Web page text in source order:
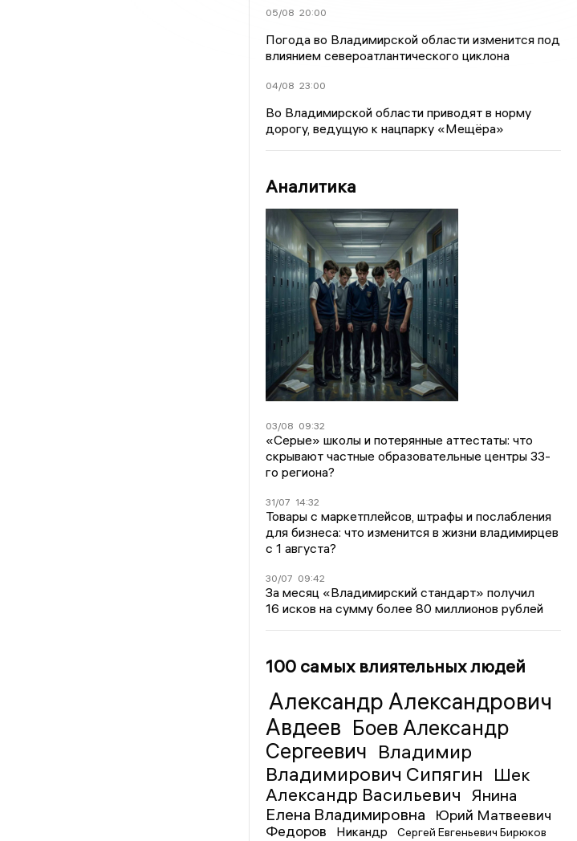
05/08 20:00
Погода во Владимирской области изменится под
влиянием североатлантического циклона
04/08 23:00
Во Владимирской области приводят в норму
дорогу, ведущую к нацпарку «Мещёра»
Аналитика
03/08 09:32
«Серые» школы и потерянные аттестаты: что
скрывают частные образовательные центры 33-
го региона?
31/07 14:32
Товары с маркетплейсов, штрафы и послабления
для бизнеса: что изменится в жизни владимирцев
с 1 августа?
30/07 09:42
За месяц «Владимирский стандарт» получил
16 исков на сумму более 80 миллионов рублей
100 самых влиятельных людей
Александр Александрович
Авдеев Боев Александр
Сергеевич Владимир
Владимирович Сипягин Шек
Александр Васильевич
Янина
Елена Владимировна
Юрий Матвеевич
Федоров
Никандр Сергей Евгеньевич Бирюков